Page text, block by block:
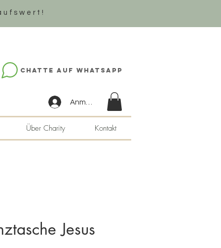
Chatte auf WhatsApp
Anmelden
Über Charity Kontakt
Jesus